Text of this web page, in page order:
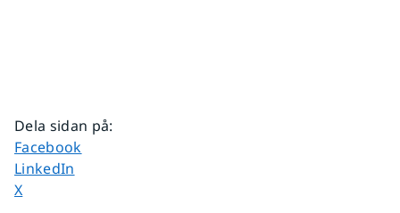
Dela sidan på:
Dela sidan på
Facebook
Dela sidan på
LinkedIn
Dela sidan på
X